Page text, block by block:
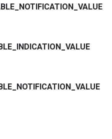
NOTIFICATION VALUE
INDICATION VALUE
NOTIFICATION VALUE